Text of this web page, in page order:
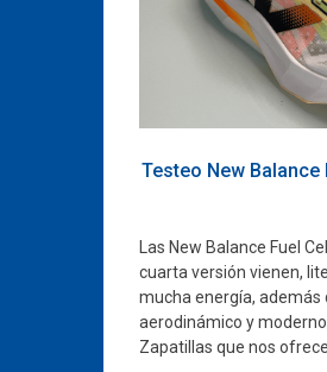
Testeo New Balance
Las New Balance Fuel
cuarta versión vienen,
mucha energía, además
aerodinámico y
Zapatillas que nos